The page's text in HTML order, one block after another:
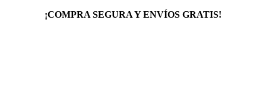
¡COMPRA SEGURA Y ENVÍOS GRATIS!